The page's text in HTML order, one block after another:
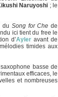
Naruyoshi ; le
du Song for Che de
ici tient du free le
d’Ayler avant de
timides aux
basse de
efficaces, le
et nombreuses